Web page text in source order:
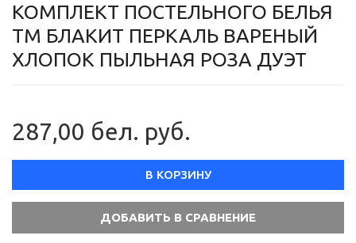
КОМПЛЕКТ ПОСТЕЛЬНОГО БЕЛЬЯ
ТМ БЛАКИТ ПЕРКАЛЬ ВАРЕНЫЙ
ХЛОПОК ПЫЛЬНАЯ РОЗА ДУЭТ
287,00 бел. руб.
В КОРЗИНУ